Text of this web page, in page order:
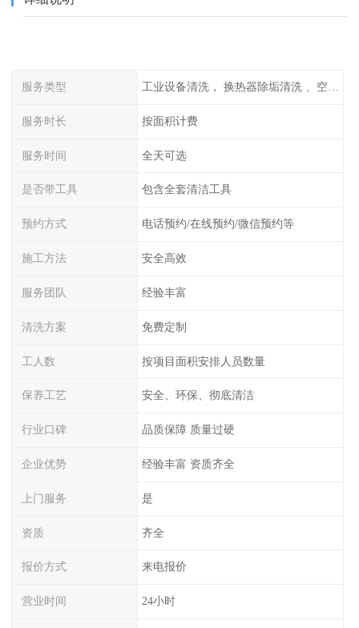
服务类型 工业设备清洗， 换热器除垢清洗 、空调清洗等
服务时长 按面积计费
服务时间 全天可选
是否带工具 包含全套清洁工具
预约方式 电话预约/在线预约/微信预约等
施工方法 安全高效
服务团队 经验丰富
清洗方案 免费定制
工人数 按项目面积安排人员数量
保养工艺 安全、环保、彻底清洁
行业口碑 品质保障 质量过硬
企业优势 经验丰富 资质齐全
上门服务 是
资质 齐全
报价方式 来电报价
营业时间 24小时